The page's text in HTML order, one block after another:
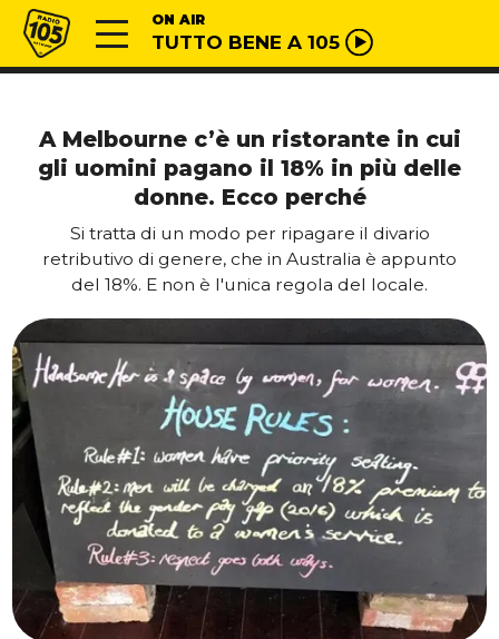
Vai al contenuto
Radio 105 ON AIR
TUTTO BENE A 105
A Melbourne c’è un ristorante in cui
gli uomini pagano il 18% in più delle
donne. Ecco perché
Si tratta di un modo per ripagare il divario
retributivo di genere, che in Australia è appunto
del 18%. E non è l'unica regola del locale.